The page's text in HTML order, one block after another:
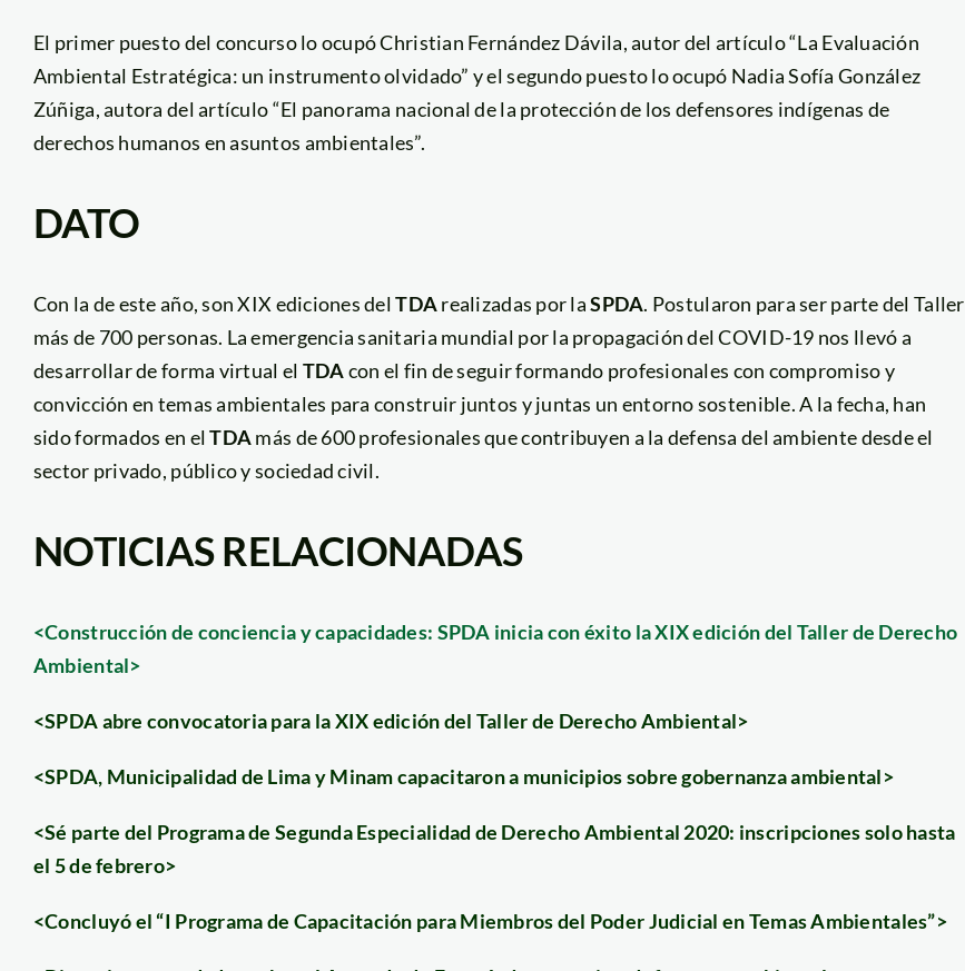
El primer puesto del concurso lo ocupó Christian Fernández Dávila, autor del artículo “La Evaluación
Ambiental Estratégica: un instrumento olvidado” y el segundo puesto lo ocupó Nadia Sofía González
Zúñiga, autora del artículo “El panorama nacional de la protección de los defensores indígenas de
derechos humanos en asuntos ambientales”.
DATO
Con la de este año, son XIX ediciones delTDArealizadas por laSPDA. Postularon para ser parte del Taller
más de 700 personas. La emergencia sanitaria mundial por la propagación del COVID-19 nos llevó a
desarrollar de forma virtual el TDAcon el fin de seguir formando profesionales con compromiso y
convicción en temas ambientales para construir juntos y juntas un entorno sostenible. A la fecha, han
sido formados en elTDAmás de 600 profesionales que contribuyen a la defensa del ambiente desde el
sector privado, público y sociedad civil.
NOTICIAS RELACIONADAS
<Construcción de conciencia y capacidades: SPDA inicia con éxito la XIX edición del Taller de Derecho
Ambiental>
<SPDA abre convocatoria para la XIX edición del Taller de Derecho Ambiental>
<SPDA, Municipalidad de Lima y Minam capacitaron a municipios sobre gobernanza ambiental>
<Sé parte del Programa de Segunda Especialidad de Derecho Ambiental 2020: inscripciones solo hasta
el 5 de febrero>
<Concluyó el “I Programa de Capacitación para Miembros del Poder Judicial en Temas Ambientales”>